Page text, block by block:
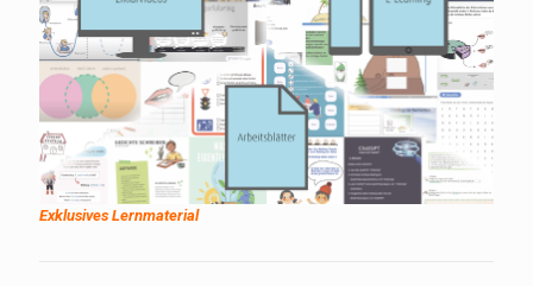
Exklusives Lernmaterial